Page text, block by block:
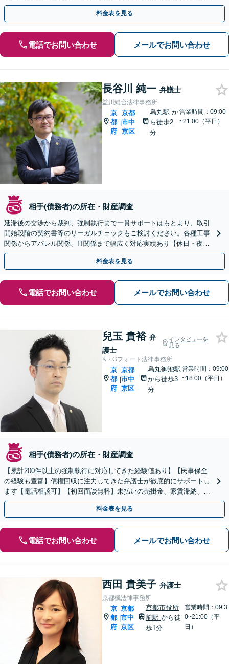
面談OK】【烏丸御池駅7分】
料金表を見る
電話でお問い合わせ メールでお問い合わせ
長谷川 純一 弁護士
益川総合法律事務所
京
都
府
|
京都
市中
京区
烏丸駅 か
ら徒歩2
分
営業時間：09:00
~21:00（平日）
相手(債務者)の所在・財産調査
延滞後の交渉から裁判、強制執行まで一貫サポートはもとより、取引
開始段階の契約書等のリーガルチェックもご検討ください。各種工事
関係からアパレル関係、IT関係まで幅広く対応実績あり【休日・夜間
相談可】
料金表を見る
電話でお問い合わせ メールでお問い合わせ
兒玉 貴裕 弁
護士
インタビューを
見る
K・Gフォート法律事務所
京
都
府
|
京都
市中
京区
烏丸御池駅
から徒歩3
分
営業時間：09:00
~18:00（平日）
相手(債務者)の所在・財産調査
【累計200件以上の強制執行に対応してきた経験値あり】【民事保全
の経験も豊富】債権回収に注力してきた弁護士が徹底的にサポートし
ます【電話相談可】【初回面談無料】未払いの売掛金、家賃滞納、個
人間のお金の貸し借りなど
料金表を見る
電話でお問い合わせ メールでお問い合わせ
西田 貴美子 弁護士
京都楓法律事務所
京
都
府
|
京都
市中
京区
京都市役所
前駅 から徒
歩1分
営業時間：09:3
0~21:00（平
日）